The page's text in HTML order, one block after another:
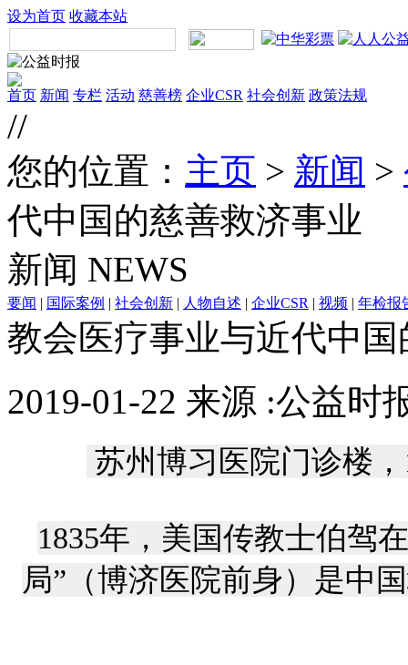
设为首页 收藏本站
首页 新闻 专栏 活动 慈善榜 企业CSR 社会创新 政策法规
//
您的位置： 主页 > 新闻 >
代中国的慈善救济事业
新闻 NEWS
要闻 | 国际案例 | 社会创新 | 人物自述 | 企业CSR | 视频 | 年检报
教会医疗事业与近代中
2019-01-22 来源 :公益时
苏州博习医院门诊楼
1835年，美国传教士伯
局”（博济医院前身）是中